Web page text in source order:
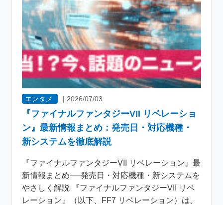
エンタメ | 2026/07/03
『ファイナルファンタジーVII リベレーショ
ン』最新情報まとめ：発売日・対応機種・
新システムを徹底解説
『ファイナルファンタジーVII リベレーション』最
新情報まとめ──発売日・対応機種・新システムを
やさしく解説 『ファイナルファンタジーVII リベ
レーション』（以下、FF7 リベレーション）は、